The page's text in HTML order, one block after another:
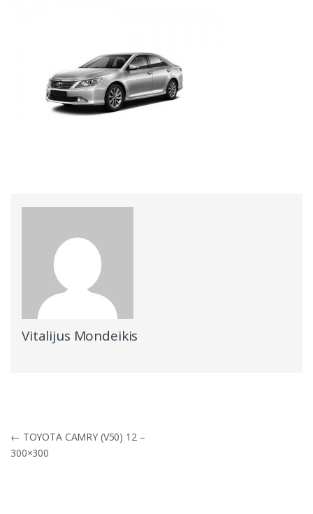
Vitalijus Mondeikis
Navigacija
tarp
įrašų
← TOYOTA CAMRY (V50) 12 –
300×300